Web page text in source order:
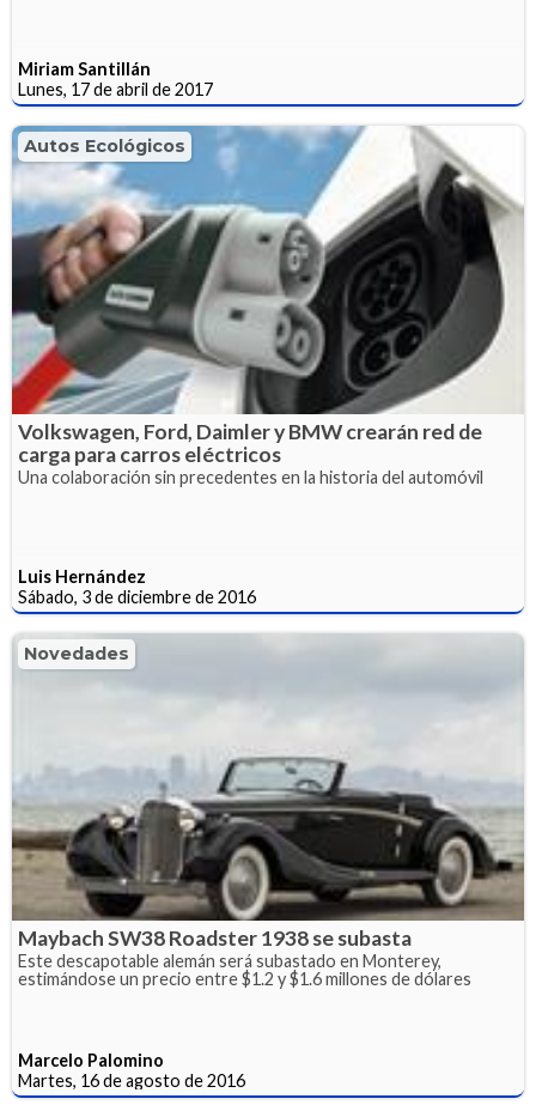
Miriam Santillán
Lunes, 17 de abril de 2017
Autos Ecológicos
Volkswagen, Ford, Daimler y BMW crearán red de
carga para carros eléctricos
Una colaboración sin precedentes en la historia del automóvil
Luis Hernández
Sábado, 3 de diciembre de 2016
Novedades
Maybach SW38 Roadster 1938 se subasta
Este descapotable alemán será subastado en Monterey,
estimándose un precio entre $1.2 y $1.6 millones de dólares
Marcelo Palomino
Martes, 16 de agosto de 2016